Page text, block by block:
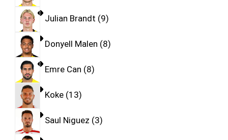
Julian Brandt 9
Donyell Malen 8
Emre Can 8
Koke 13
Saul Niguez 3